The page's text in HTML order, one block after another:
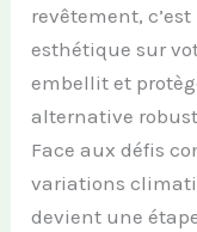
revêtement,
esthétique sur
embellit et
alternative
Face aux défis
variations
devient une